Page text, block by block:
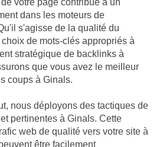
votre page contribue à un
dans les moteurs de
s'agisse de la qualité du
de mots-clés appropriés à
stratégique de backlinks à
que vous avez le meilleur
coups à Ginals.
nous déployons des tactiques de
pertinentes à Ginals. Cette
web de qualité vers votre site à
être facilement